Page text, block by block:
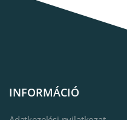
INFORMÁCIÓ